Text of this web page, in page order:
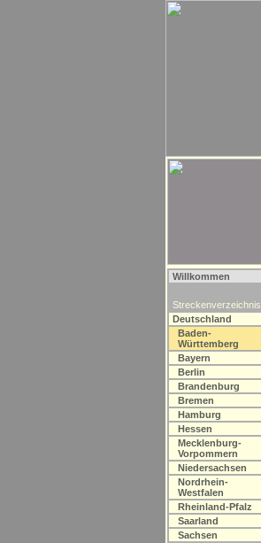
Willkommen
Streckenverzeichnis
Deutschland
Baden-
Württemberg
Bayern
Berlin
Brandenburg
Bremen
Hamburg
Hessen
Mecklenburg-
Vorpommern
Niedersachsen
Nordrhein-
Westfalen
Rheinland-Pfalz
Saarland
Sachsen